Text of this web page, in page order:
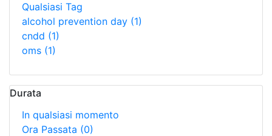
Qualsiasi Tag
alcohol prevention day (1)
cndd (1)
oms (1)
Durata
In qualsiasi momento
Ora Passata (0)